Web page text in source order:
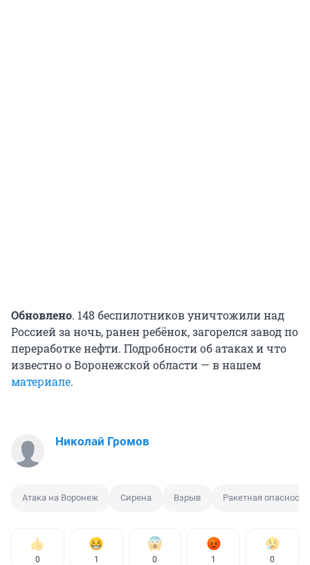
Обновлено. 148 беспилотников уничтожили над
Россией за ночь, ранен ребёнок, загорелся завод по
переработке нефти. Подробности об атаках и что
известно о Воронежской области — в нашем
материале.
Николай Громов
Атака на Воронеж Сирена Взрыв Ракетная опасность
0 1 0 1 0